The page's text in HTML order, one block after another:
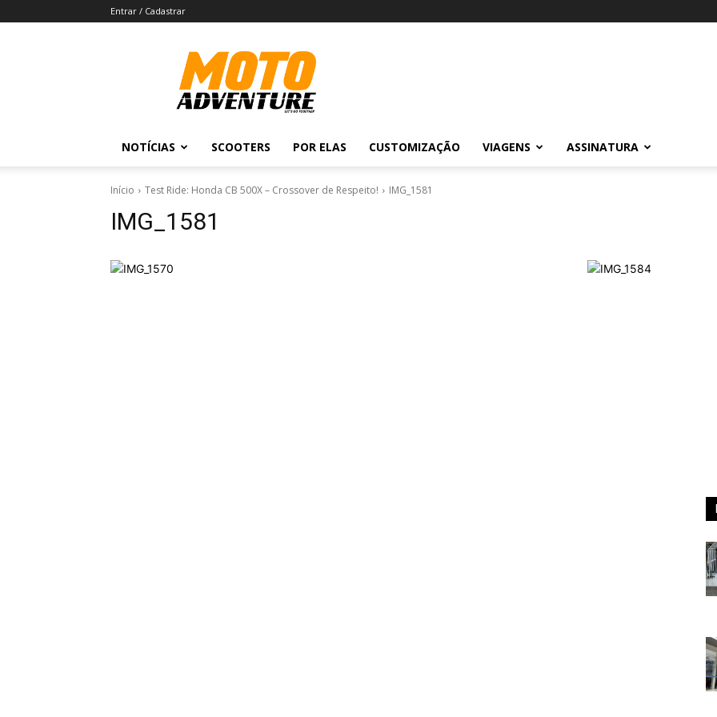
Entrar / Cadastrar
Revista
Moto
Adventure
NOTÍCIAS SCOOTERS POR ELAS CUSTOMIZAÇÃO VIAGENS ASSINATURA
Início Test Ride: Honda CB 500X – Crossover de Respeito! IMG_1581
IMG_1581